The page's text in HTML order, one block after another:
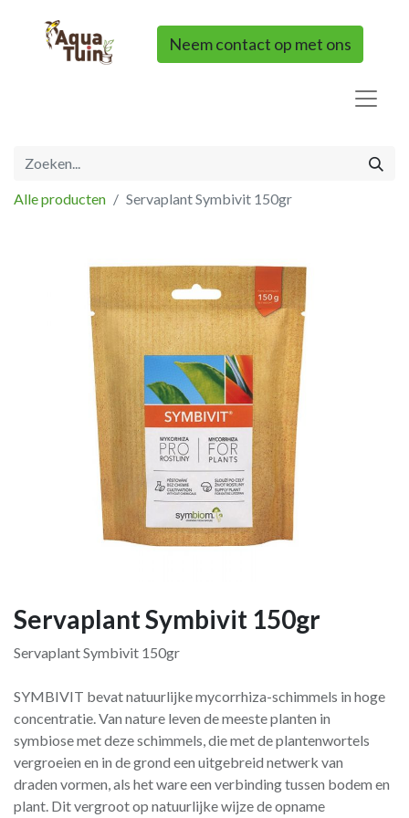
Neem contact op met ons
Alle producten Servaplant Symbivit 150gr
Servaplant Symbivit 150gr
Servaplant Symbivit 150gr
SYMBIVIT bevat natuurlijke mycorrhiza-schimmels in hoge
concentratie. Van nature leven de meeste planten in
symbiose met deze schimmels, die met de plantenwortels
vergroeien en in de grond een uitgebreid netwerk van
draden vormen, als het ware een verbinding tussen bodem en
plant. Dit vergroot op natuurlijke wijze de opname